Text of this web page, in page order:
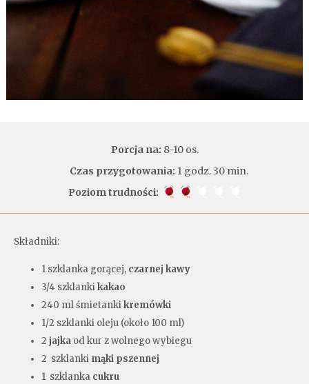
Porcja na: 8-10 os.
Czas przygotowania: 1 godz. 30 min.
Poziom trudności:
Składniki:
1 szklanka gorącej, czarnej kawy
3/4 szklankikakao
240 ml śmietankikremówki
1/2 szklanki oleju (około 100 ml)
2 jajka od kur z wolnego wybiegu
2 szklanki mąki pszennej
1 szklanka cukru